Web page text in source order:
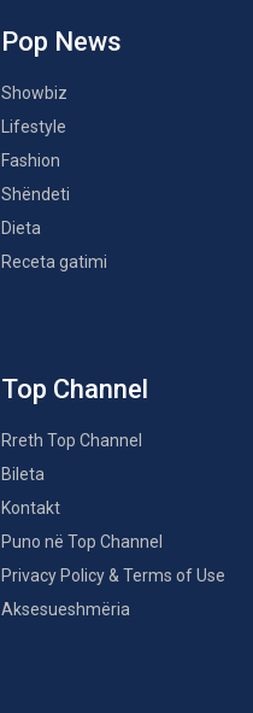
Pop News
Showbiz
Lifestyle
Fashion
Shëndeti
Dieta
Receta gatimi
Top Channel
Rreth Top Channel
Bileta
Kontakt
Puno në Top Channel
Privacy Policy & Terms of Use
Aksesueshmëria